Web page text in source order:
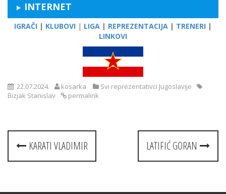
INTERNET
IGRAČI | KLUBOVI | LIGA | REPREZENTACIJA | TRENERI |
LINKOVI
22.07.2024. kosarka
Svi reprezentativci Jugoslavije
Bizjak Stanislav
permalink
Post
navigation
KARATI VLADIMIR LATIFIĆ GORAN